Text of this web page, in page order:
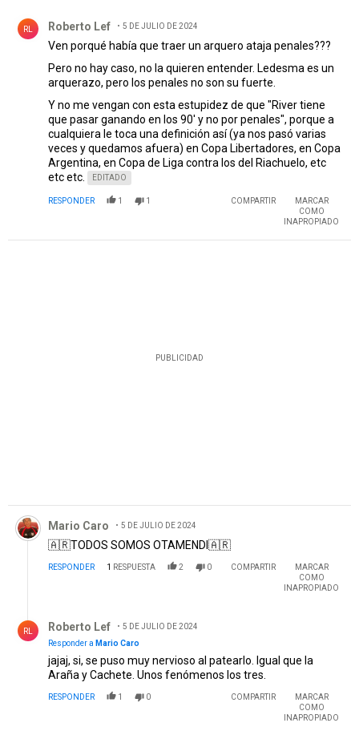
RL Roberto Lef 5 DE JULIO DE 2024
Ven porqué había que traer un arquero ataja penales???
Pero no hay caso, no la quieren entender. Ledesma es un
arquerazo, pero los penales no son su fuerte.
Y no me vengan con esta estupidez de que "River tiene
que pasar ganando en los 90' y no por penales", porque a
cualquiera le toca una definición así (ya nos pasó varias
veces y quedamos afuera) en Copa Libertadores, en Copa
Argentina, en Copa de Liga contra los del Riachuelo, etc
etc etc.
EDITADO
RESPONDER 1 1 COMPARTIR
MARCAR
COMO
INAPROPIADO
PUBLICIDAD
Comentario de Mario Caro.
Mario Caro 5 DE JULIO DE 2024
🇦🇷TODOS SOMOS OTAMENDI🇦🇷
RESPONDER 1 RESPUESTA 2 0 COMPARTIR
MARCAR
COMO
INAPROPIADO
RL Roberto Lef
5 DE JULIO DE 2024
Responder a Mario Caro
jajaj, si, se puso muy nervioso al patearlo. Igual que la
Araña y Cachete. Unos fenómenos los tres.
RESPONDER 1 0 COMPARTIR
MARCAR
COMO
INAPROPIADO